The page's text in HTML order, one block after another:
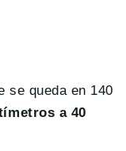
se queda en 140
a 40